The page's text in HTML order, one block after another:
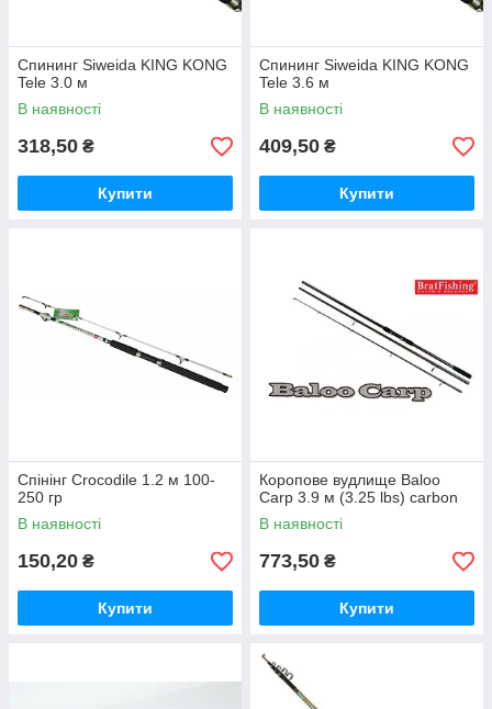
Спининг Siweida KING KONG
Tele 3.0 м
В наявності
318,50 ₴
Купити
Спининг Siweida KING KONG
Tele 3.6 м
В наявності
409,50 ₴
Купити
Спінінг Crocodile 1.2 м 100-
250 гр
В наявності
150,20 ₴
Купити
Коропове вудлище Baloo
Carp 3.9 м (3.25 lbs) carbon
В наявності
773,50 ₴
Купити